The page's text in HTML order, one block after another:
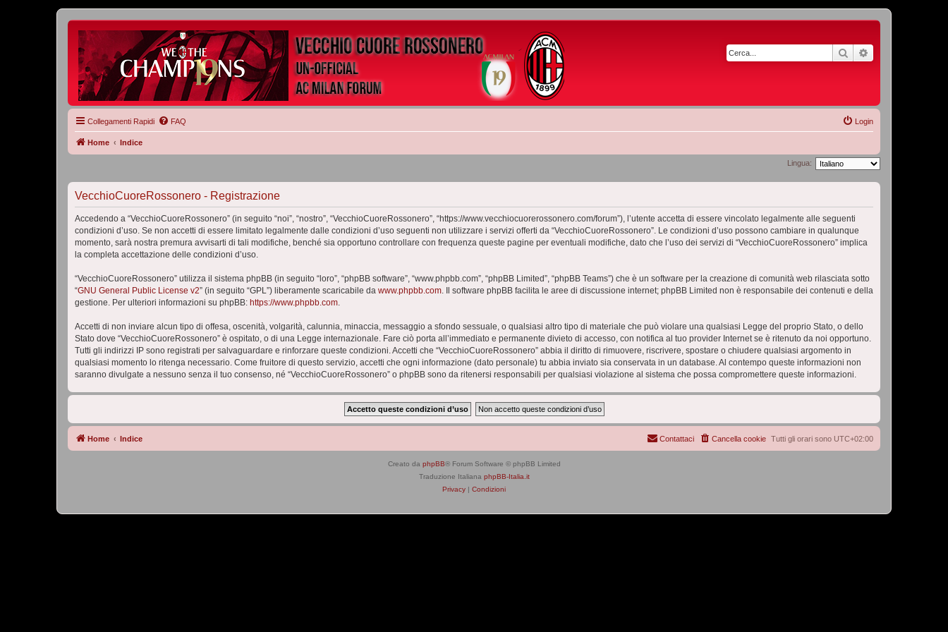
Cerca
Collegamenti Rapidi FAQ Login
Home Indice
Lingua:
VecchioCuoreRossonero - Registrazione
Accedendo a “VecchioCuoreRossonero” (in seguito “noi”, “nostro”, “VecchioCuoreRossonero”, “https://www.vecchiocuorerossonero.com/forum”), l’utente accetta di essere vincolato legalmente alle seguenti
condizioni d’uso. Se non accetti di essere limitato legalmente dalle condizioni d’uso seguenti non utilizzare i servizi offerti da “VecchioCuoreRossonero”. Le condizioni d’uso possono cambiare in qualunque
momento, sarà nostra premura avvisarti di tali modifiche, benché sia opportuno controllare con frequenza queste pagine per eventuali modifiche, dato che l’uso dei servizi di “VecchioCuoreRossonero” implica
la completa accettazione delle condizioni d’uso.
“VecchioCuoreRossonero” utilizza il sistema phpBB (in seguito “loro”, “phpBB software”, “www.phpbb.com”, “phpBB Limited”, “phpBB Teams”) che è un software per la creazione di comunità web rilasciata sotto
“GNU General Public License v2” (in seguito “GPL”) liberamente scaricabile da www.phpbb.com . Il software phpBB facilita le aree di discussione internet; phpBB Limited non è responsabile dei contenuti e della
gestione. Per ulteriori informazioni su phpBB: https://www.phpbb.com
Accetti di non inviare alcun tipo di offesa, oscenità, volgarità, calunnia, minaccia, messaggio a sfondo sessuale, o qualsiasi altro tipo di materiale che può violare una qualsiasi Legge del proprio Stato, o dello
Stato dove “VecchioCuoreRossonero” è ospitato, o di una Legge internazionale. Fare ciò porta all’immediato e permanente divieto di accesso, con notifica al tuo provider Internet se è ritenuto da noi opportuno.
Tutti gli indirizzi IP sono registrati per salvaguardare e rinforzare queste condizioni. Accetti che “VecchioCuoreRossonero” abbia il diritto di rimuovere, riscrivere, spostare o chiudere qualsiasi argomento in
qualsiasi momento lo ritenga necessario. Come fruitore di questo servizio, accetti che ogni informazione (dato personale) tu abbia inviato sia conservata in un database. Al contempo queste informazioni non
saranno divulgate a nessuno senza il tuo consenso, né “VecchioCuoreRossonero” o phpBB sono da ritenersi responsabili per qualsiasi violazione al sistema che possa compromettere queste informazioni.
Home Indice Tutti gli orari sono UTC+02:00
Cancella cookie
Contattaci
Creato da phpBB® Forum Software © phpBB Limited
Traduzione Italiana phpBB-Italia.it
Privacy | Condizioni